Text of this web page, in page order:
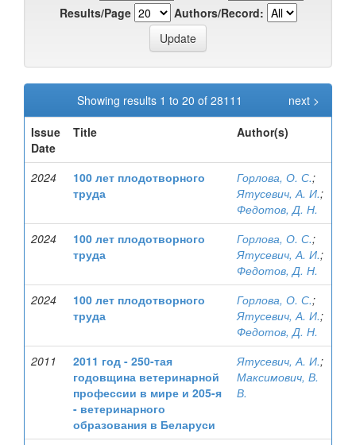
Results/Page
Authors/Record:
Showing results 1 to 20 of 28111
next >
Issue
Date
Title Author(s)
2024
100 лет плодотворного
труда
Горлова, О. С.;
Ятусевич, А. И.;
Федотов, Д. Н.
2024
100 лет плодотворного
труда
Горлова, О. С.;
Ятусевич, А. И.;
Федотов, Д. Н.
2024
100 лет плодотворного
труда
Горлова, О. С.;
Ятусевич, А. И.;
Федотов, Д. Н.
2011
2011 год - 250-тая
годовщина ветеринарной
профессии в мире и 205-я
- ветеринарного
образования в Беларуси
Ятусевич, А. И.;
Максимович, В.
В.